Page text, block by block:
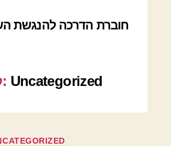
חוברת הדרכה להנגשת
קטגוריה: Uncategorized
קטגוריות